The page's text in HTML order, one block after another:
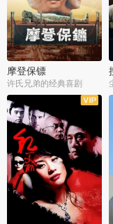
摩登保镖
许氏兄弟的经典喜剧